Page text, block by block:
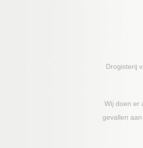
Drogisterij
Wij doen er
gevallen